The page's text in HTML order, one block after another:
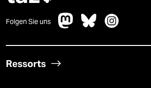
Folgen Sie uns
Ressorts